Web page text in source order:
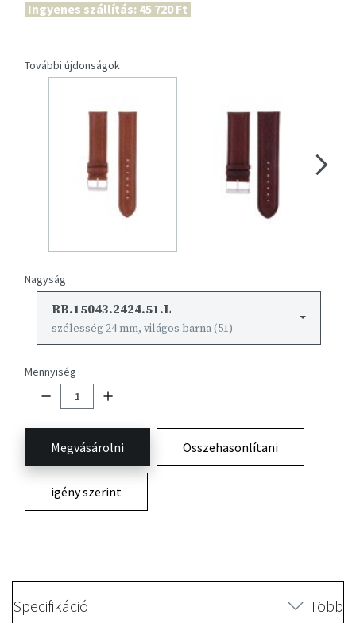
Ingyenes szállítás: 45 720 Ft
További újdonságok
Nagyság
RB.15043.2424.51.L
szélesség 24 mm, világos barna (51)
Mennyiség
Megvásárolni Összehasonlítani
igény szerint
Specifikáció Több